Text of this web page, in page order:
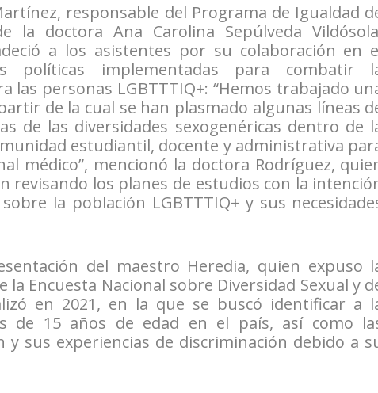
responsable del Programa de Igualdad
la doctora Ana Carolina Sepúlveda
a los asistentes por su colaboración en
políticas implementadas para combatir
las personas LGBTTTIQ+: “Hemos trabajado
de la cual se han plasmado algunas líneas
de las diversidades sexogenéricas dentro de
estudiantil, docente y administrativa
médico”, mencionó la doctora Rodríguez,
revisando los planes de estudios con la
la población LGBTTTIQ+ y sus
del maestro Heredia, quien expuso
Encuesta Nacional sobre Diversidad Sexual y
en 2021, en la que se buscó identificar a
de 15 años de edad en el país, así como
y sus experiencias de discriminación debido a